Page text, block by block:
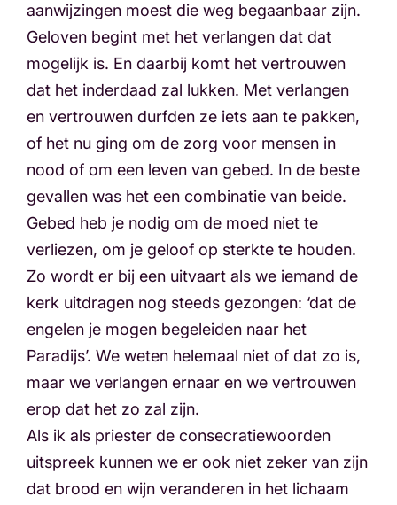
aanwijzingen moest die weg begaanbaar zijn.
Geloven begint met het verlangen dat dat
mogelijk is. En daarbij komt het vertrouwen
dat het inderdaad zal lukken. Met verlangen
en vertrouwen durfden ze iets aan te pakken,
of het nu ging om de zorg voor mensen in
nood of om een leven van gebed. In de beste
gevallen was het een combinatie van beide.
Gebed heb je nodig om de moed niet te
verliezen, om je geloof op sterkte te houden.
Zo wordt er bij een uitvaart als we iemand de
kerk uitdragen nog steeds gezongen: ‘dat de
engelen je mogen begeleiden naar het
Paradijs’. We weten helemaal niet of dat zo is,
maar we verlangen ernaar en we vertrouwen
erop dat het zo zal zijn.
Als ik als priester de consecratiewoorden
uitspreek kunnen we er ook niet zeker van zijn
dat brood en wijn veranderen in het lichaam